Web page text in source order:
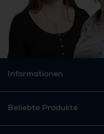
Informationen
Beliebte Produkte